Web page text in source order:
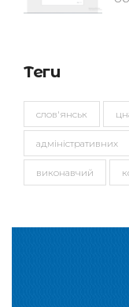
Теги
слов'янськ
адміністративних
виконавчий